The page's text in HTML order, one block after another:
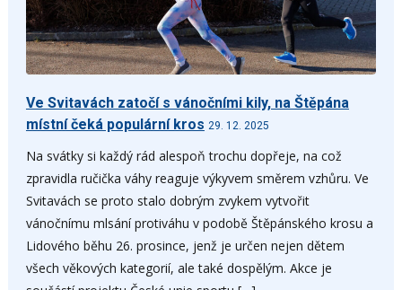
Ve Svitavách zatočí s vánočními kily, na Štěpána
místní čeká populární kros 29. 12. 2025
Na svátky si každý rád alespoň trochu dopřeje, na což
zpravidla ručička váhy reaguje výkyvem směrem vzhůru. Ve
Svitavách se proto stalo dobrým zvykem vytvořit
vánočnímu mlsání protiváhu v podobě Štěpánského krosu a
Lidového běhu 26. prosince, jenž je určen nejen dětem
všech věkových kategorií, ale také dospělým. Akce je